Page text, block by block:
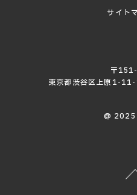
サイト
〒
東京都渋谷区上原1-
@